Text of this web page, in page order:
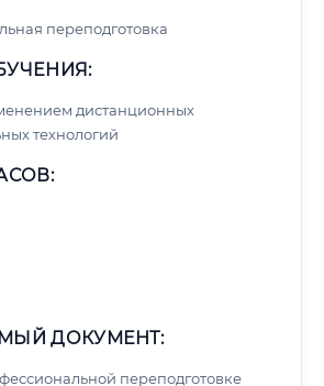
переподготовка
дистанционных
технологий
ДОКУМЕНТ:
переподготовке